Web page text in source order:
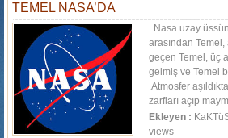
TEMEL NASA’DA
Nasa uzay
arasından
geçen Temel, üç
gelmiş ve Temel
.Atmosfer
zarfları açıp
Ekleyen :
views